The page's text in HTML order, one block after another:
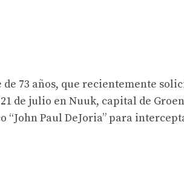
73 años, que recientemente
de julio en Nuuk, capital de
“John Paul DeJoria” para